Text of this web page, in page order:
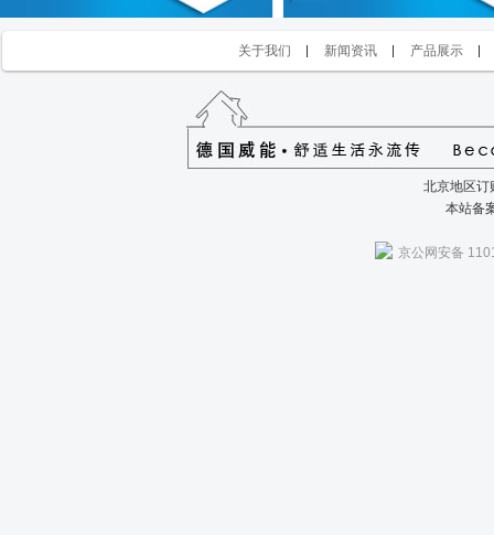
关于我们 新闻资讯 产品展示
北京地区
本站备
京公网安备